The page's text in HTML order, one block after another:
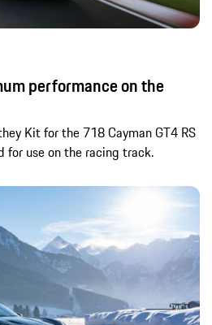
performance on the
Kit for the 718 Cayman GT4 RS
use on the racing track.